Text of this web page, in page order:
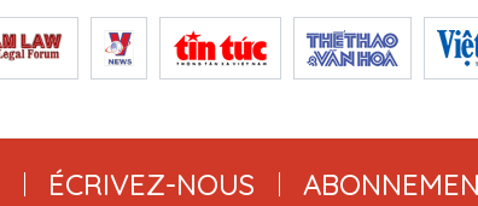
ÉCRIVEZ-NOUS